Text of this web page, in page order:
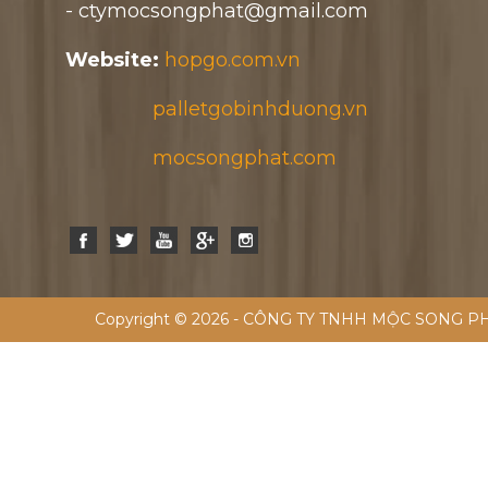
- ctymocsongphat@gmail.com
Website: hopgo.com.vn
palletgobinhduong.vn
mocsongphat.com
Copyright © 2026 - CÔNG TY TNHH MỘC SONG